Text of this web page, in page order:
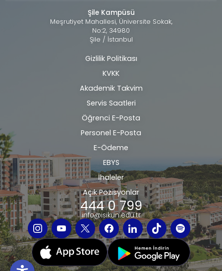
Şile Kampüsü
Meşrutiyet Mahallesi, Üniversite Sokak,
No:2, 34980
Şile / İstanbul
Alt
bilgi
Gizlilik Politikası
KVKK
Akademik Takvim
Servis Saatleri
Öğrenci E-Posta
Personel E-Posta
E-Ödeme
EBYS
İhaleler
Açık Pozisyonlar
444 0 799
info@isikun.edu.tr